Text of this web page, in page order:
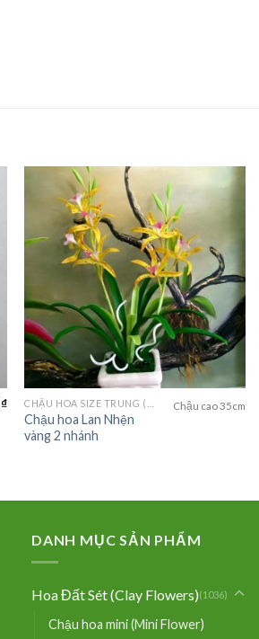
₫
Chậu hoa Lan Nhện
vàng 2 nhánh
Chậu cao 35cm
DANH MỤC SẢN PHẨM
Hoa Đất Sét (Clay Flowers)(1036)
Chậu hoa mini (Mini Flower)